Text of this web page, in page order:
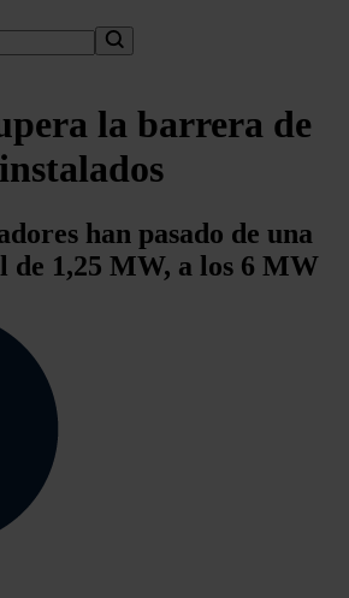
la barrera de
han pasado de una
de 1,25 MW, a los 6 MW